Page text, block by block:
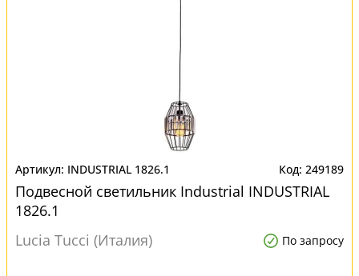
INDUSTRIAL 1826.1 249189
Подвесной светильник Industrial INDUSTRIAL
1826.1
Lucia Tucci (Италия)
По запросу